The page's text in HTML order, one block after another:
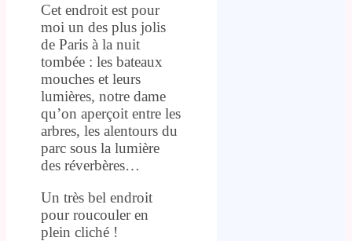
Cet endroit est pour
moi un des plus jolis
de Paris à la nuit
tombée : les bateaux
mouches et leurs
lumières, notre dame
qu’on aperçoit entre les
arbres, les alentours du
parc sous la lumière
des réverbères…
Un très bel endroit
pour roucouler en
plein cliché !